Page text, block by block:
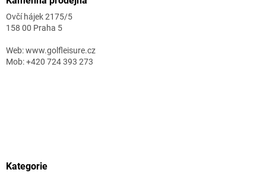
Ovčí hájek 2175/5
158 00 Praha 5
Web: www.golfleisure.cz
Mob: +420 724 393 273
Kategorie